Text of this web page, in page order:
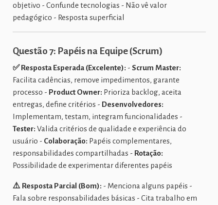
objetivo - Confunde tecnologias - Não vê valor
pedagógico - Resposta superficial
Questão 7: Papéis na Equipe (Scrum)
✅ Resposta Esperada (Excelente): - Scrum Master:
Facilita cadências, remove impedimentos, garante
processo - Product Owner: Prioriza backlog, aceita
entregas, define critérios - Desenvolvedores:
Implementam, testam, integram funcionalidades -
Tester: Valida critérios de qualidade e experiência do
usuário - Colaboração: Papéis complementares,
responsabilidades compartilhadas - Rotação:
Possibilidade de experimentar diferentes papéis
⚠️ Resposta Parcial (Bom): - Menciona alguns papéis -
Fala sobre responsabilidades básicas - Cita trabalho em